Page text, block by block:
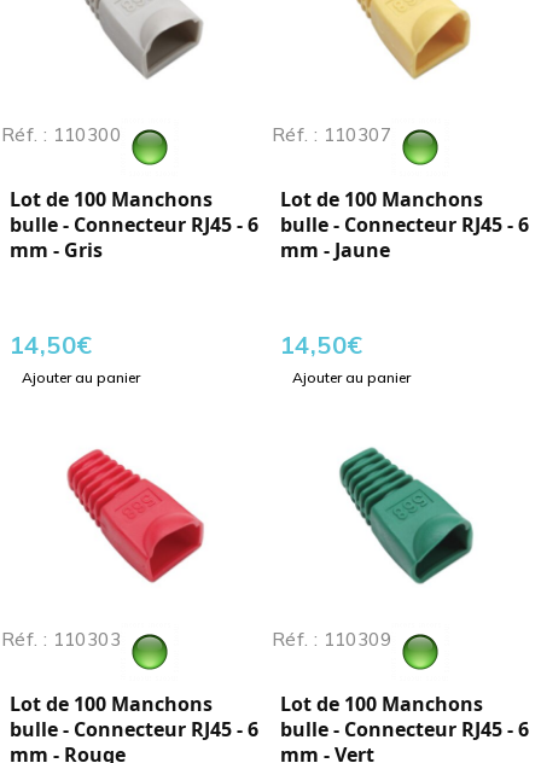
Réf. : 110300
Lot de 100 Manchons
bulle - Connecteur RJ45 - 6
mm - Gris
14,50€
Ajouter au panier
Réf. : 110307
Lot de 100 Manchons
bulle - Connecteur RJ45 - 6
mm - Jaune
14,50€
Ajouter au panier
Réf. : 110303
Lot de 100 Manchons
bulle - Connecteur RJ45 - 6
mm - Rouge
Réf. : 110309
Lot de 100 Manchons
bulle - Connecteur RJ45 - 6
mm - Vert